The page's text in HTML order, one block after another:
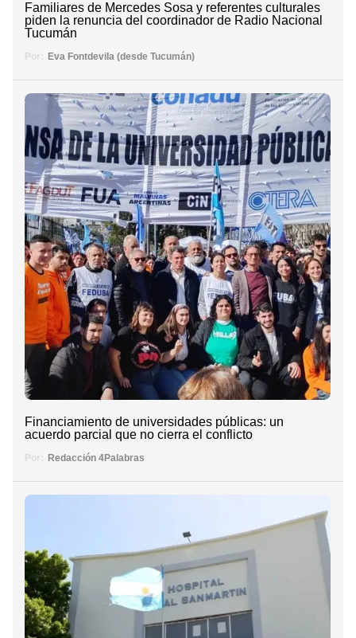
Familiares de Mercedes Sosa y referentes culturales
piden la renuncia del coordinador de Radio Nacional
Tucumán
Por: Eva Fontdevila (desde Tucumán)
Financiamiento de universidades públicas: un
acuerdo parcial que no cierra el conflicto
Por: Redacción 4Palabras